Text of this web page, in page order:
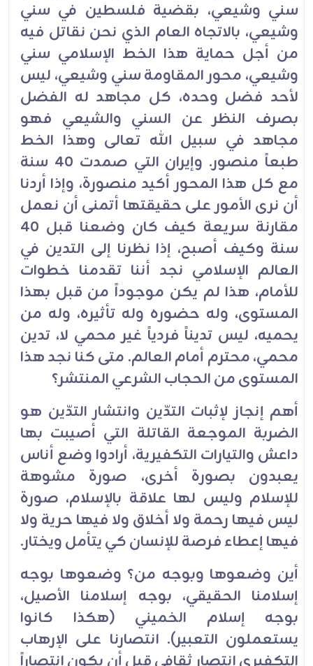
سني وشيعي، بقضية فلسطين في سني
وشيعي، بالاتجاه العام الذي نحن نقاتل فيه
من أجل حماية هذا الخط الإسلامي سني
وشيعي، محور المقاومة سني وشيعي، ليس
لأحد فضل وحده، كل مجاهد له الفضل
بصرف النظر عن السني والشيعي فهو
مجاهد في سبيل الله تعالى وهذا الخط
طبعاً منصور. وإيران التي صمدت 40 سنة
مع كل هذا المحور أكيد منصورة، وإذا أردنا
أن نرى الأمور على حقيقتها أتمنى أن نعمل
مقارنة سريعة كيف كان وضعنا قبل 40
سنة وكيف أصبح، إذا نظرنا إلى التدين في
العالم الإسلامي نجد أننا تقدمنا خطوات
للأمام، هذا لم يكن موجوداً من قبل بهذا
المستوى، وله حضوره وله تأثيره، وله من
يحميه، ليس تديناً فردياً غير محمي لا، تدين
محمي، محترم أمام العالم. متى كنا نجد هذا
المستوى من الحجاب الشرعي المنتشر؟
أهم إنجاز لإثبات التدّين وانتشار التدّين هو
الضربة الموجعة القاتلة التي أصيبت بها
داعش والتيارات التكفيرية، أرادوا وضع أناس
يعبدون بصورة أخرى، صورة مشوهة
للإسلام وليس لها علاقة بالإسلام، صورة
ليس فيها رحمة ولا أخلاق ولا فيها حرية ولا
فيها إعطاء فرصة للإنسان كي يتأمل ويختار.
أين وضعوها وبوجه من؟ وضعوها بوجه
إسلامنا الحقيقي، بوجه إسلامنا الأصيل،
بوجه إسلام الخميني (هكذا كانوا
يستعملون التعبير). انتصارنا على الإرهاب